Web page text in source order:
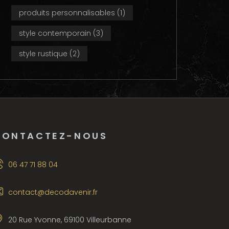
produits personnalisables (1)
style contemporain (3)
style rustique (2)
NOUS
06 47 71 88 04
contact@decodavenir.fr
20 Rue Yvonne, 69100 Villeurbanne